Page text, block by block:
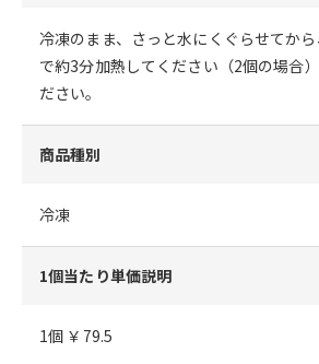
冷凍のまま、さっと水にくぐらせてから
で約3分加熱してください（2個の場合
ださい。
商品種別
冷凍
1個当たり単価説明
1個 ￥79.5